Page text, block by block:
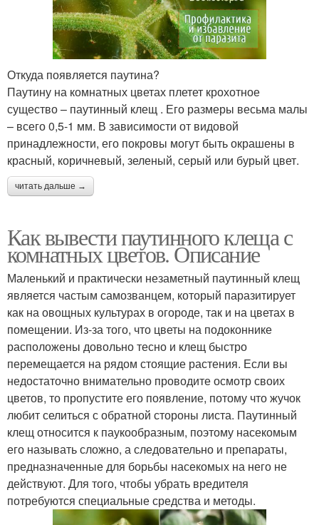
Откуда появляется паутина?
Паутину на комнатных цветах плетет крохотное
существо – паутинный клещ . Его размеры весьма малы
– всего 0,5-1 мм. В зависимости от видовой
принадлежности, его покровы могут быть окрашены в
красный, коричневый, зеленый, серый или бурый цвет.
читать дальше →
Как вывести паутинного клеща с
комнатных цветов. Описание
Маленький и практически незаметный паутинный клещ
является частым самозванцем, который паразитирует
как на овощных культурах в огороде, так и на цветах в
помещении. Из-за того, что цветы на подоконнике
расположены довольно тесно и клещ быстро
перемещается на рядом стоящие растения. Если вы
недостаточно внимательно проводите осмотр своих
цветов, то пропустите его появление, потому что жучок
любит селиться с обратной стороны листа. Паутинный
клещ относится к паукообразным, поэтому насекомым
его называть сложно, а следовательно и препараты,
предназначенные для борьбы насекомых на него не
действуют. Для того, чтобы убрать вредителя
потребуются специальные средства и методы.